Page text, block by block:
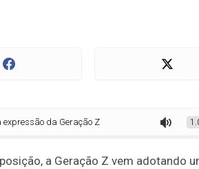
da Geração Z para preservar sua imagem nas
a Geração Z vem adotando